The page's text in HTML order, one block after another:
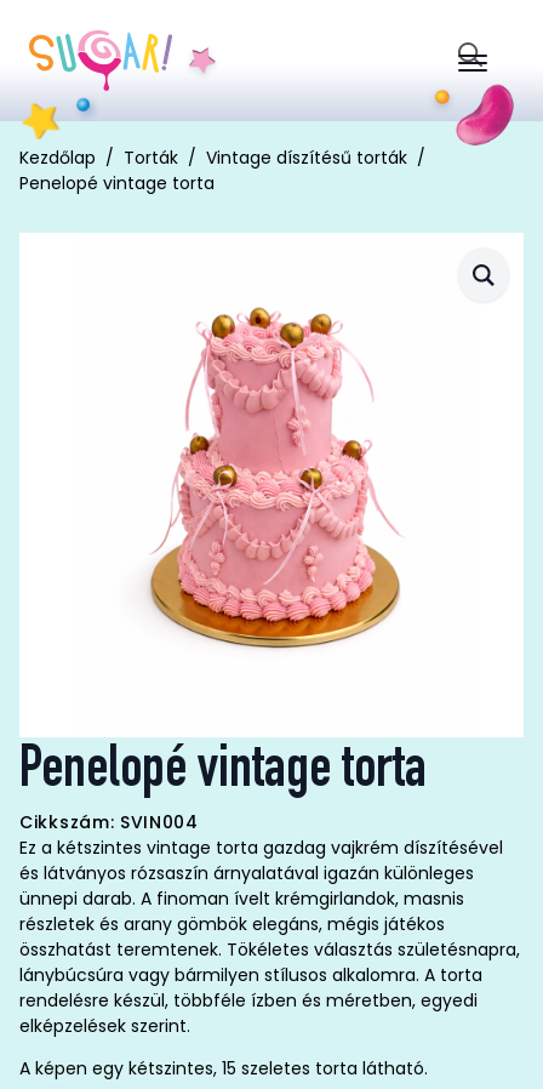
Search
for:
Kezdőlap Torták
Vintage díszítésű torták
Penelopé vintage torta
Penelopé vintage torta
Cikkszám: SVIN004
Ez a kétszintes vintage torta gazdag vajkrém díszítésével
és látványos rózsaszín árnyalatával igazán különleges
ünnepi darab. A finoman ívelt krémgirlandok, masnis
részletek és arany gömbök elegáns, mégis játékos
összhatást teremtenek. Tökéletes választás születésnapra,
lánybúcsúra vagy bármilyen stílusos alkalomra. A torta
rendelésre készül, többféle ízben és méretben, egyedi
elképzelések szerint.
A képen egy kétszintes, 15 szeletes torta látható.